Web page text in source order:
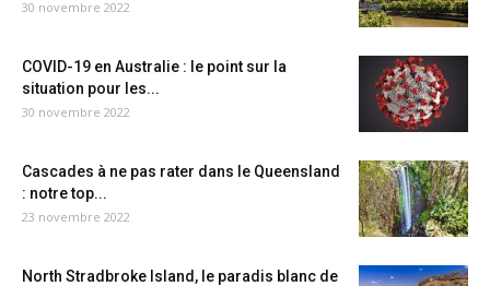
30 novembre 2022
COVID-19 en Australie : le point sur la
situation pour les...
30 novembre 2022
Cascades à ne pas rater dans le Queensland
: notre top...
23 novembre 2022
North Stradbroke Island, le paradis blanc de